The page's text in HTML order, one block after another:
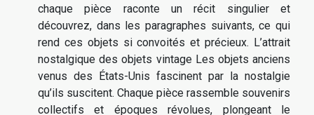
chaque pièce raconte un récit singulier et
découvrez, dans les paragraphes suivants, ce qui
rend ces objets si convoités et précieux. L’attrait
nostalgique des objets vintage Les objets anciens
venus des États-Unis fascinent par la nostalgie
qu’ils suscitent. Chaque pièce rassemble souvenirs
collectifs et époques révolues, plongeant le